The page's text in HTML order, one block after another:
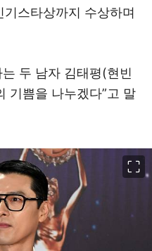
스타상까지 수상하며
두 남자 김태평(현빈
기쁨을 나누겠다”고 말